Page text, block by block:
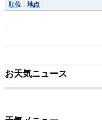
順位 地点
お天気ニュース